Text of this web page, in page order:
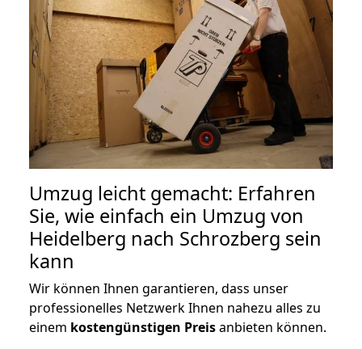
Umzug leicht gemacht: Erfahren
Sie, wie einfach ein Umzug von
Heidelberg nach Schrozberg sein
kann
Wir können Ihnen garantieren, dass unser
professionelles Netzwerk Ihnen nahezu alles zu
einem kostengünstigen Preisanbieten können.